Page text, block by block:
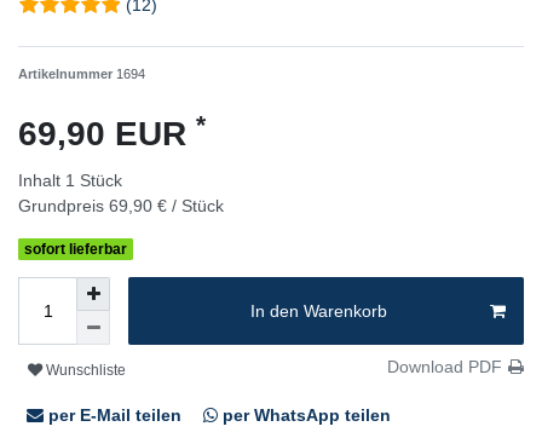
(12)
Artikelnummer 1694
69,90 EUR *
Inhalt 1 Stück
Grundpreis 69,90 € / Stück
sofort lieferbar
In den Warenkorb
Wunschliste Download PDF
per E-Mail teilen per WhatsApp teilen